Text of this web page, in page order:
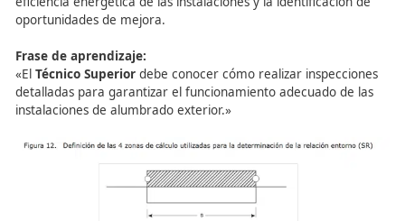
Técnico Superior en FP:
Inspección y Evaluación
Instalaciones de
es otro componente fundamental del
mantenimiento de las instalaciones de alumbrado